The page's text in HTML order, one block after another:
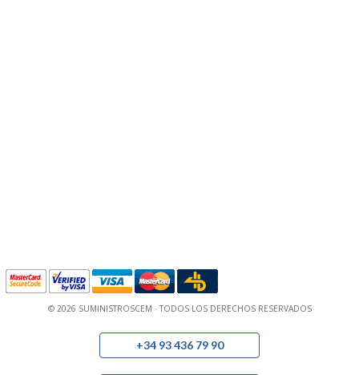
© 2026 SUMINISTROSCEM · TODOS LOS DERECHOS RESERVADOS
+34 93 436 79 90